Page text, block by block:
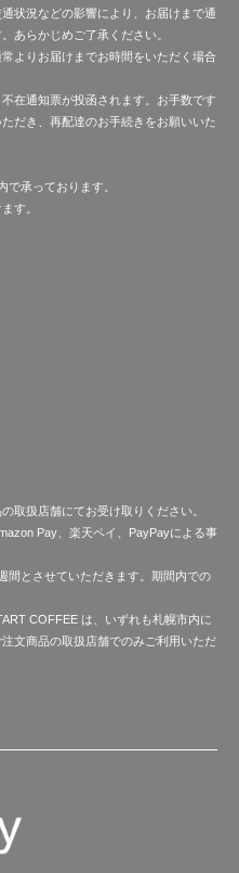
状況などの影響により、お届けまで通
あらかじめご了承ください。
よりお届けまでお時間をいただく場合
在通知票が投函されます。お手数です
だき、再配達のお手続きをお願いいた
で承っております。
す。
取扱店舗にてお受け取りください。
Pay、楽天ペイ、PayPayによる事
間とさせていただきます。期間内での
COFFEE は、いずれも札幌市内に
文商品の取扱店舗でのみご利用いただ